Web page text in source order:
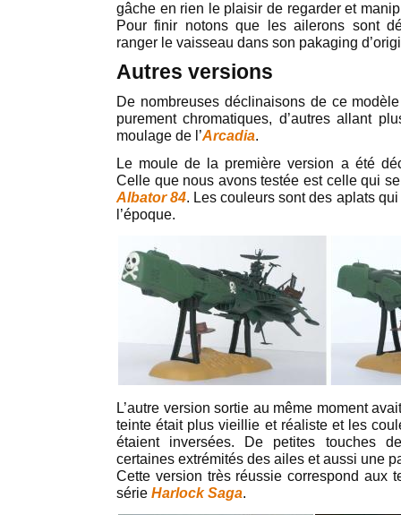
gâche en rien le plaisir de regarder et
Pour finir notons que les ailerons sont
ranger le vaisseau dans son pakaging
Autres versions
De nombreuses déclinaisons de ce
purement chromatiques, d’autres allant
moulage de l’Arcadia.
Le moule de la première version a été
Celle que nous avons testée est celle qui
Albator 84. Les couleurs sont des aplats
l’époque.
L’autre version sortie au même moment
teinte était plus vieillie et réaliste et les
étaient inversées. De petites touches
certaines extrémités des ailes et aussi une
Cette version très réussie correspond aux
série Harlock Saga.